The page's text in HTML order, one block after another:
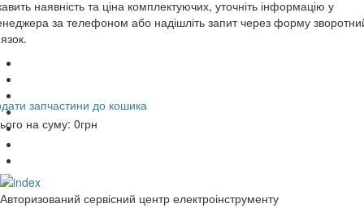
наявність та ціна комплектуючих, уточніть інформацію у
за телефоном або надішліть запит через форму
запчастини до кошика
на суму: 0грн
Авторизований сервісний центр електроінструменту